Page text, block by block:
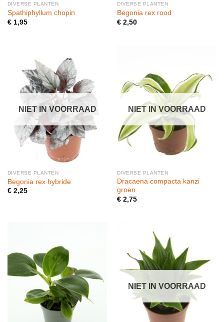
DIVERSE PLANTEN
Spathiphyllum chopin
€1,95
DIVERSE PLANTEN
Begonia rex rood
€2,50
NIET IN VOORRAAD
DIVERSE PLANTEN
Begonia rex hybride
€2,25
NIET IN VOORRAAD
DIVERSE PLANTEN
Dracaena compacta kanzi
groen
€2,75
NIET IN VOORRAAD